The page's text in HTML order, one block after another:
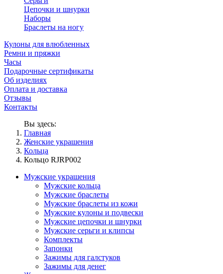
Цепочки и шнурки
Наборы
Браслеты на ногу
Кулоны для влюбленных
Ремни и пряжки
Часы
Подарочные сертификаты
Об изделиях
Оплата и доставка
Отзывы
Контакты
Вы здесь:
Главная
Женские украшения
Кольца
Кольцо RJRP002
Мужские украшения
Мужские кольца
Мужские браслеты
Мужские браслеты из кожи
Мужские кулоны и подвески
Мужские цепочки и шнурки
Мужские серьги и клипсы
Комплекты
Запонки
Зажимы для галстуков
Зажимы для денег